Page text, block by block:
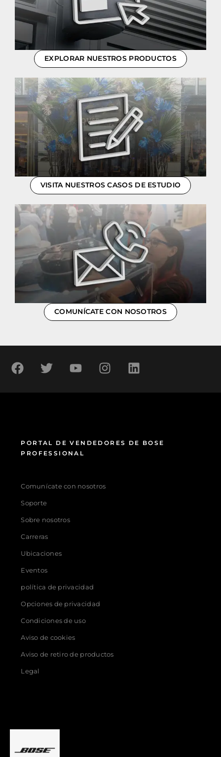
EXPLORAR NUESTROS PRODUCTOS
VISITA NUESTROS CASOS DE ESTUDIO
COMUNÍCATE CON NOSOTROS
PORTAL DE VENDEDORES DE BOSE
PROFESSIONAL
Comunícate con nosotros
Soporte
Sobre nosotros
Carreras
Ubicaciones
Eventos
política de privacidad
Opciones de privacidad
Condiciones de uso
Aviso de cookies
Aviso de retiro de productos
Legal